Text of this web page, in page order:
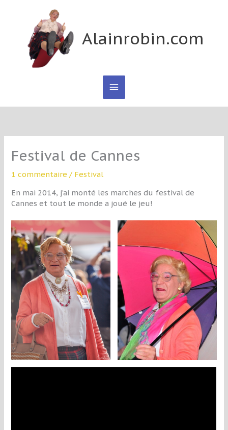
Alainrobin.com
principal
Festival de Cannes
1 commentaire / Festival
En mai 2014, j’ai monté les marches du festival de
Cannes et tout le monde a joué le jeu!